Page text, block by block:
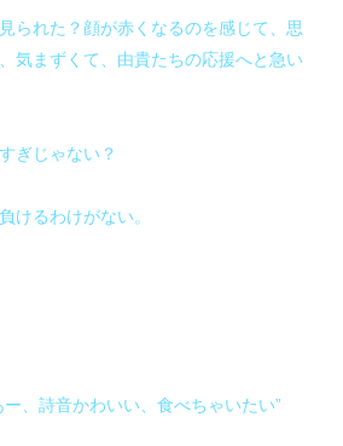
られた？顔が赤くなるのを感じて、思
気まずくて、由貴たちの応援へと急い
ぎじゃない？
けるわけがない。
、詩音かわいい、食べちゃいたい”